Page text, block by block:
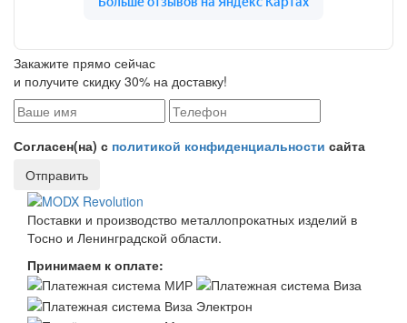
Закажите прямо сейчас
и получите скидку 30% на доставку!
Согласен(на) с политикой конфиденциальности сайта
Отправить
Поставки и производство металлопрокатных изделий в
Тосно и Ленинградской области.
Принимаем к оплате: